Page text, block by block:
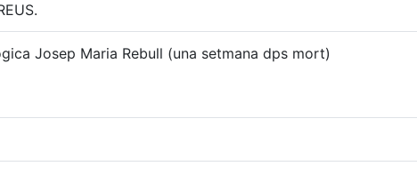
Josep Maria Rebull (una setmana dps mort)